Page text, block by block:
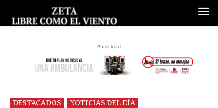
Publicidad
DESTACADOS NOTICIAS DEL DÍA